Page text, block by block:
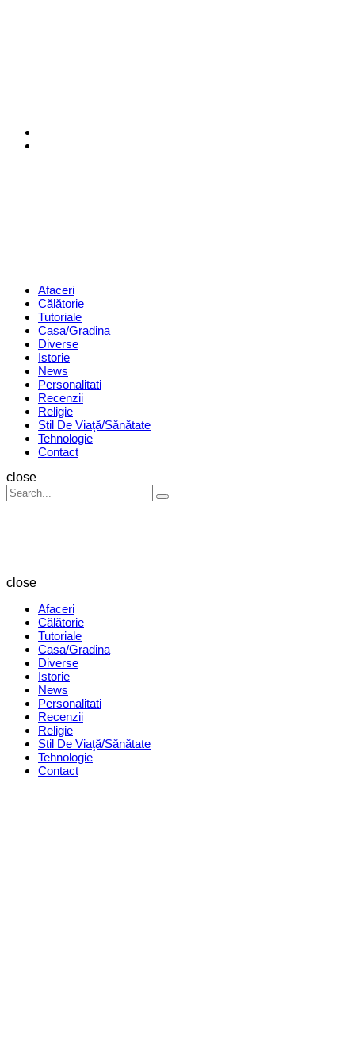
Menu Afaceri
Călătorie
Tutoriale
Casa/Gradina
Diverse
Istorie
News
Personalitati
Recenzii
Religie
Stil De Viaţă/Sănătate
Tehnologie
Contact
Search
close
Search
for:
Search
close
Afaceri
Călătorie
Tutoriale
Casa/Gradina
Diverse
Istorie
News
Personalitati
Recenzii
Religie
Stil De Viaţă/Sănătate
Tehnologie
Contact